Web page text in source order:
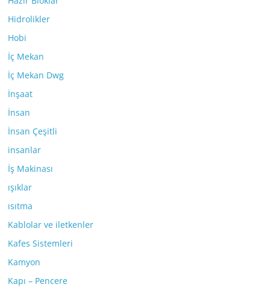
Hidrolikler
Hobi
İç Mekan
İç Mekan Dwg
İnşaat
İnsan
İnsan Çeşitli
insanlar
İş Makinası
ışıklar
ısıtma
Kablolar ve iletkenler
Kafes Sistemleri
Kamyon
Kapı – Pencere